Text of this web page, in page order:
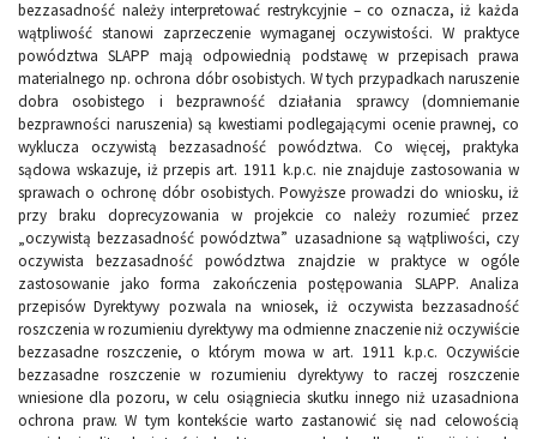
bezzasadność należy interpretować restrykcyjnie – co oznacza, iż każda
wątpliwość stanowi zaprzeczenie wymaganej oczywistości. W praktyce
powództwa SLAPP mają odpowiednią podstawę w przepisach prawa
materialnego np. ochrona dóbr osobistych. W tych przypadkach naruszenie
dobra osobistego i bezprawność działania sprawcy (domniemanie
bezprawności naruszenia) są kwestiami podlegającymi ocenie prawnej, co
wyklucza oczywistą bezzasadność powództwa. Co więcej, praktyka
sądowa wskazuje, iż przepis art. 1911 k.p.c. nie znajduje zastosowania w
sprawach o ochronę dóbr osobistych. Powyższe prowadzi do wniosku, iż
przy braku doprecyzowania w projekcie co należy rozumieć przez
„oczywistą bezzasadność powództwa” uzasadnione są wątpliwości, czy
oczywista bezzasadność powództwa znajdzie w praktyce w ogóle
zastosowanie jako forma zakończenia postępowania SLAPP. Analiza
przepisów Dyrektywy pozwala na wniosek, iż oczywista bezzasadność
roszczenia w rozumieniu dyrektywy ma odmienne znaczenie niż oczywiście
bezzasadne roszczenie, o którym mowa w art. 1911 k.p.c. Oczywiście
bezzasadne roszczenie w rozumieniu dyrektywy to raczej roszczenie
wniesione dla pozoru, w celu osiągniecia skutku innego niż uzasadniona
ochrona praw. W tym kontekście warto zastanowić się nad celowością